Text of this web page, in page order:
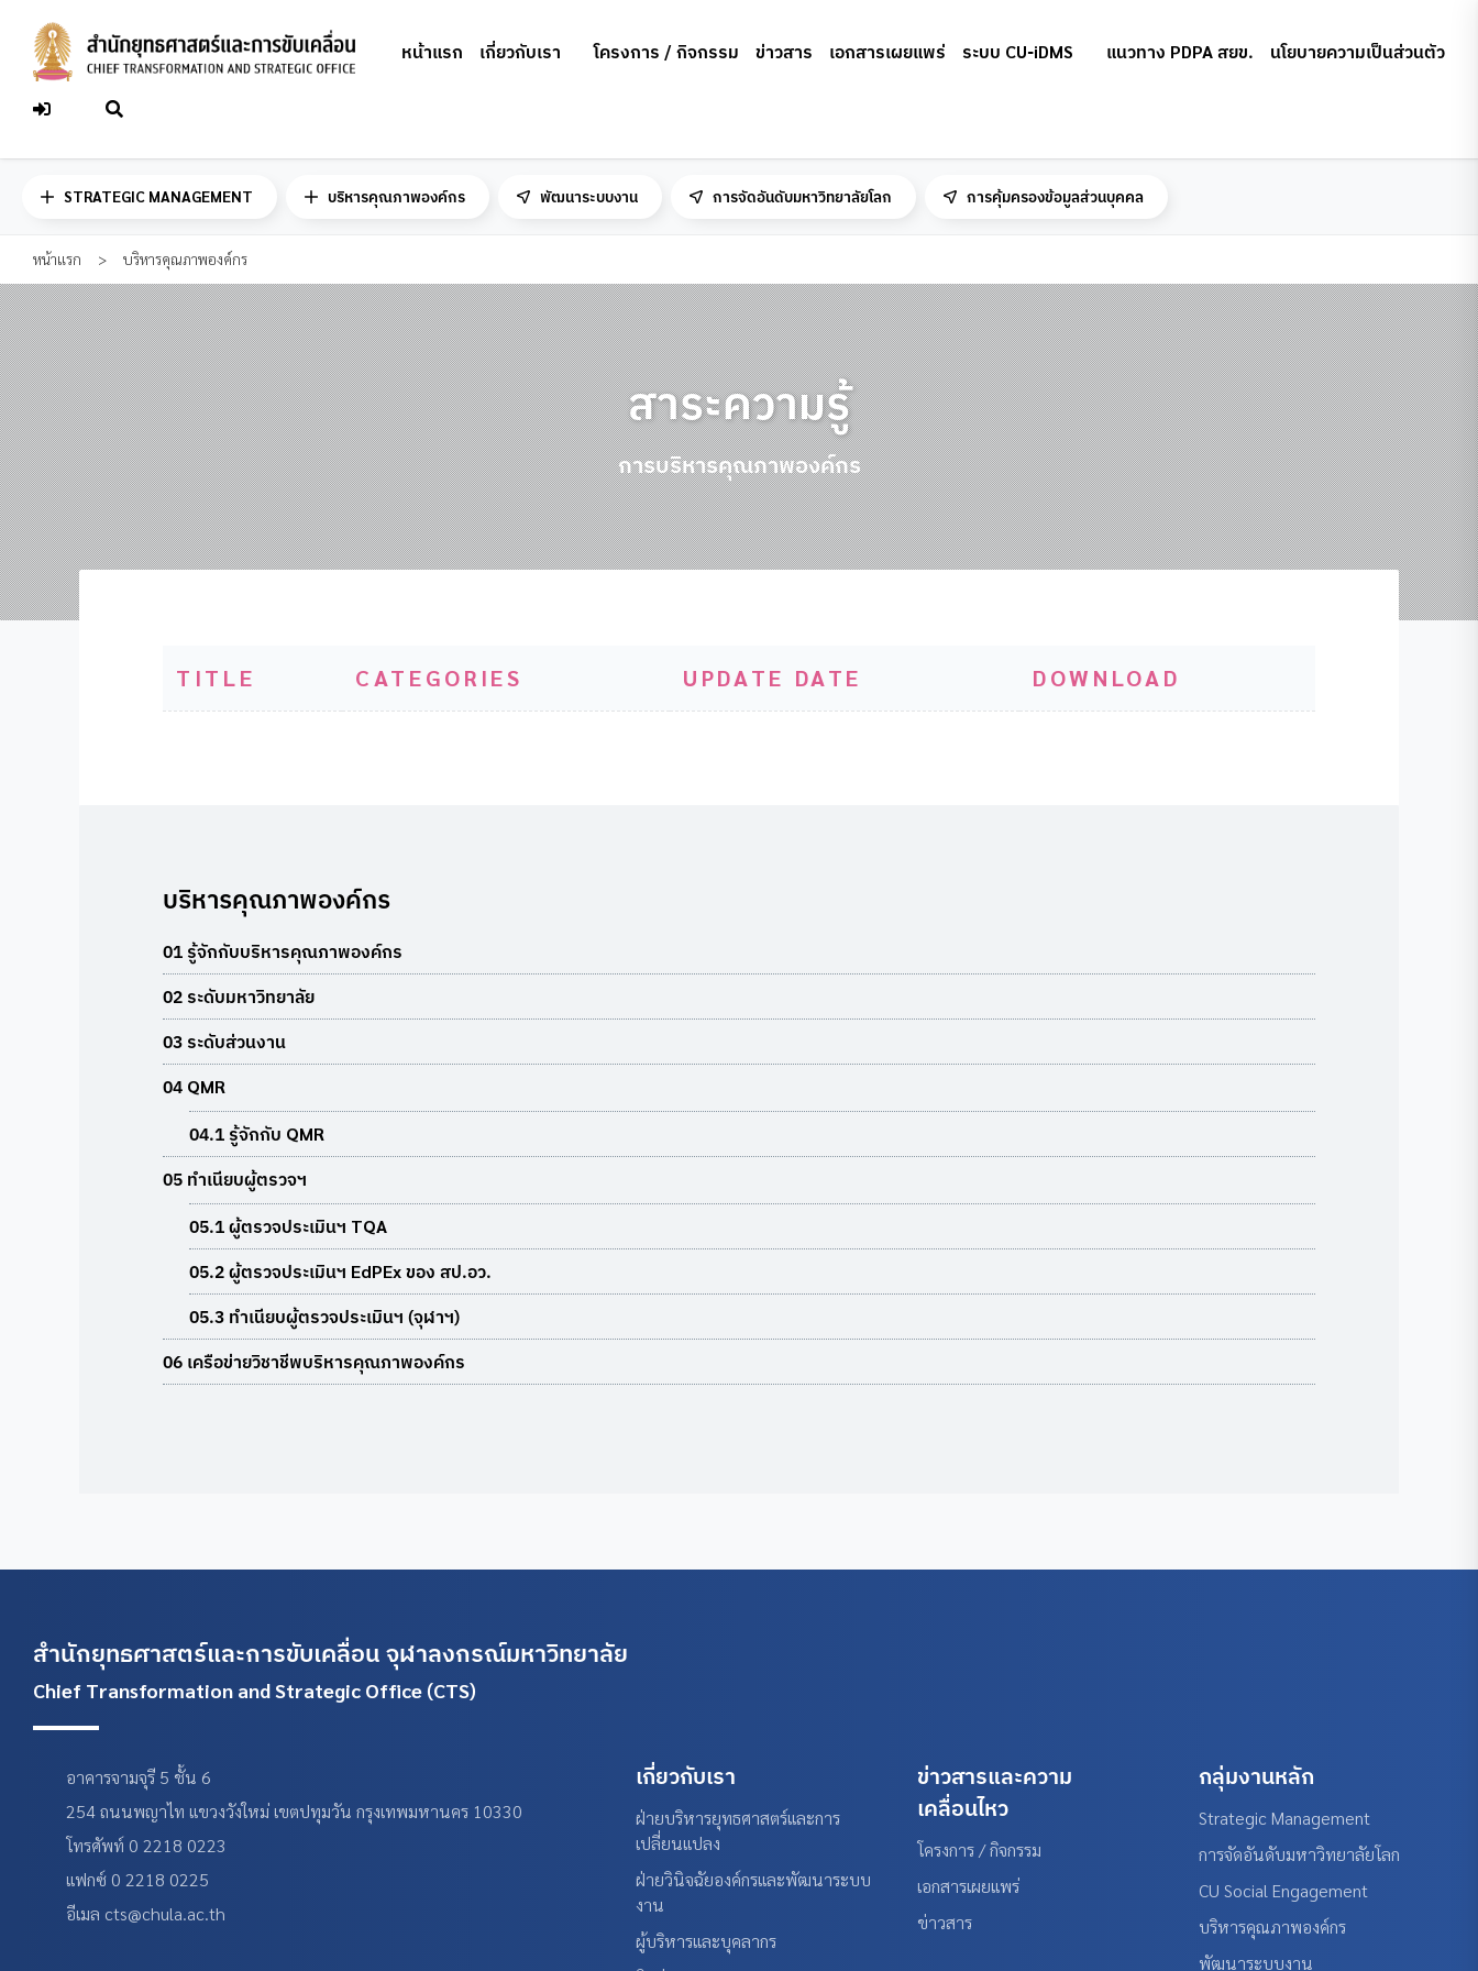
content
หน้าแรก เกี่ยวกับเรา โครงการ / กิจกรรม ข่าวสาร เอกสารเผยแพร่ ระบบ CU-iDMS แนวทาง PDPA สยข. นโยบายความเป็นส่วนตัว
STRATEGIC MANAGEMENT บริหารคุณภาพองค์กร พัฒนาระบบงาน การจัดอันดับมหาวิทยาลัยโลก การคุ้มครองข้อมูลส่วนบุคคล
หน้าแรก > บริหารคุณภาพองค์กร
สาระความรู้
การบริหารคุณภาพองค์กร
TITLE CATEGORIES UPDATE DATE DOWNLOAD
บริหารคุณภาพองค์กร
01 รู้จักกับบริหารคุณภาพองค์กร
02 ระดับมหาวิทยาลัย
03 ระดับส่วนงาน
04 QMR
04.1 รู้จักกับ QMR
05 ทำเนียบผู้ตรวจฯ
05.1 ผู้ตรวจประเมินฯ TQA
05.2 ผู้ตรวจประเมินฯ EdPEx ของ สป.อว.
05.3 ทำเนียบผู้ตรวจประเมินฯ (จุฬาฯ)
06 เครือข่ายวิชาชีพบริหารคุณภาพองค์กร
สำนักยุทธศาสตร์และการขับเคลื่อน จุฬาลงกรณ์มหาวิทยาลัย
Chief Transformation and Strategic Office (CTS)
อาคารจามจุรี 5 ชั้น 6
254 ถนนพญาไท แขวงวังใหม่ เขตปทุมวัน กรุงเทพมหานคร 10330
โทรศัพท์ 0 2218 0223
แฟกซ์ 0 2218 0225
อีเมล cts@chula.ac.th
เกี่ยวกับเรา
ฝ่ายบริหารยุทธศาสตร์และการ
เปลี่ยนแปลง
ฝ่ายวินิจฉัยองค์กรและพัฒนาระบบ
งาน
ผู้บริหารและบุคลากร
ข่าวสารและความ
เคลื่อนไหว
โครงการ / กิจกรรม
เอกสารเผยแพร่
ข่าวสาร
กลุ่มงานหลัก
Strategic Management
การจัดอันดับมหาวิทยาลัยโลก
CU Social Engagement
บริหารคุณภาพองค์กร
พัฒนาระบบงาน